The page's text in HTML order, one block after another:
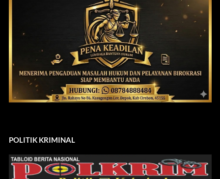
POLITIK KRIMINAL